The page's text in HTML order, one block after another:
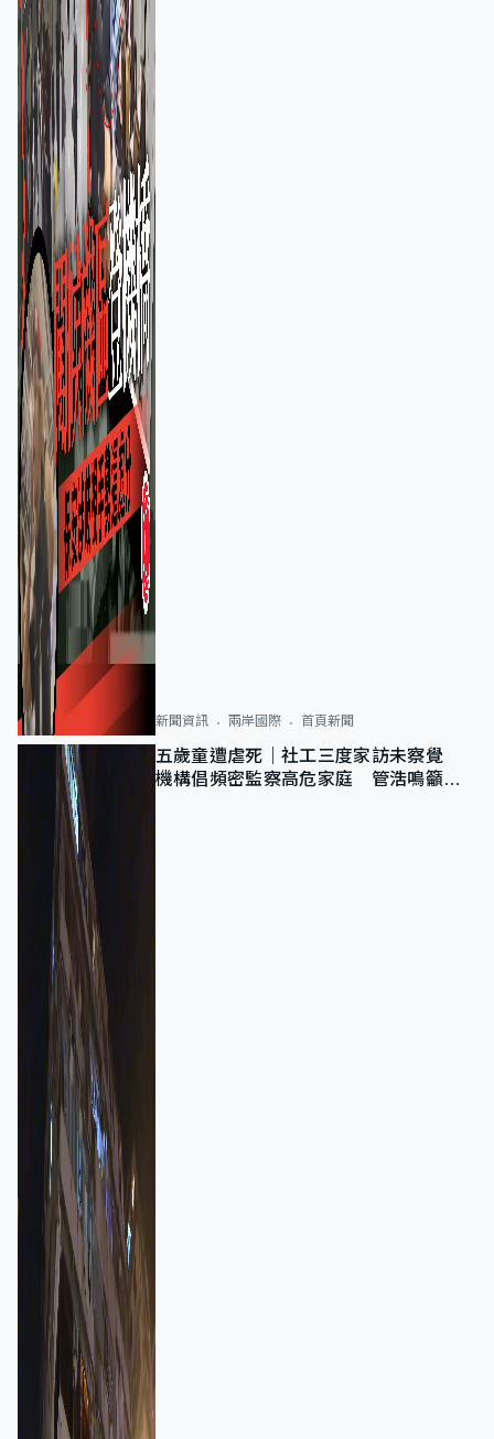
新聞資訊 兩岸國際 首頁新聞
五歲童遭虐死｜社工三度家訪未察覺
機構倡頻密監察高危家庭 管浩鳴籲加